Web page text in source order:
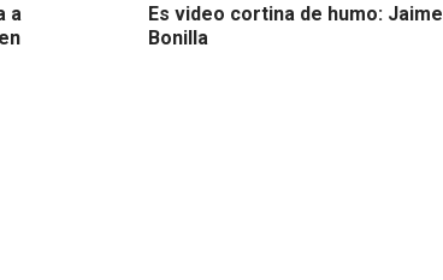
a
Es video cortina de humo: Jaime
Bonilla